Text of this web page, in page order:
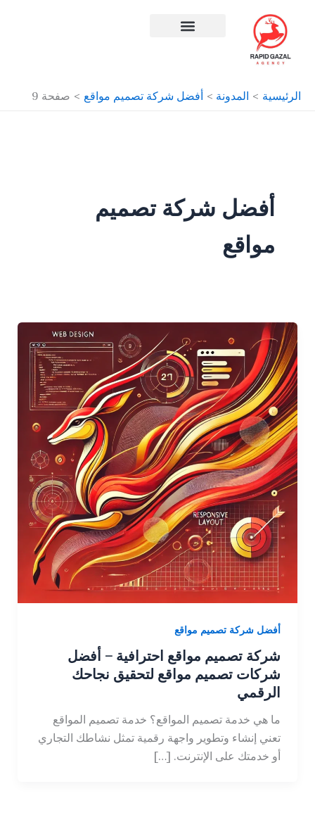
الرئيسية المدونة أفضل شركة تصميم مواقع صفحة 9
أفضل شركة تصميم
مواقع
أفضل شركة تصميم مواقع
شركة تصميم مواقع احترافية – أفضل
شركات تصميم مواقع لتحقيق نجاحك
الرقمي
ما هي خدمة تصميم المواقع؟ خدمة تصميم المواقع
تعني إنشاء وتطوير واجهة رقمية تمثل نشاطك التجاري
أو خدمتك على الإنترنت. […]